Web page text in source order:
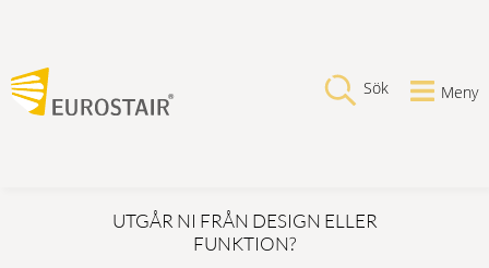
Sök Meny
UTGÅR NI FRÅN DESIGN ELLER
FUNKTION?